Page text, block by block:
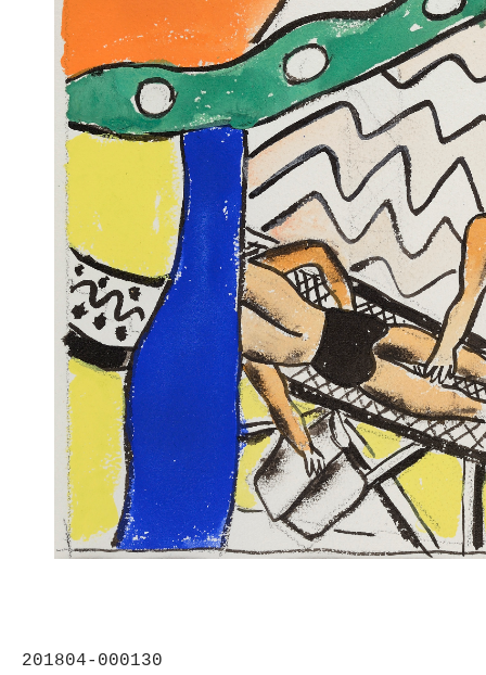
201804-000130